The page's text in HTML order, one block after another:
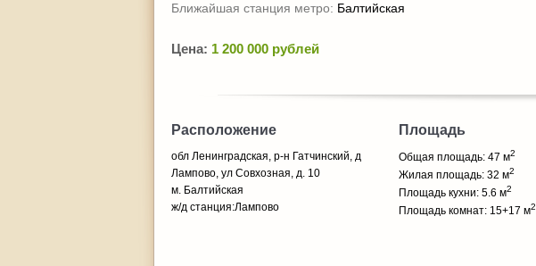
Ближайшая станция метро: Балтийская
Цена: 1 200 000 рублей
Расположение
обл Ленинградская, р-н Гатчинский, д
Лампово, ул Совхозная, д. 10
м. Балтийская
ж/д станция:Лампово
Площадь
Общая площадь: 47 м2
Жилая площадь: 32 м2
Площадь кухни: 5.6 м2
Площадь комнат: 15+17 м2